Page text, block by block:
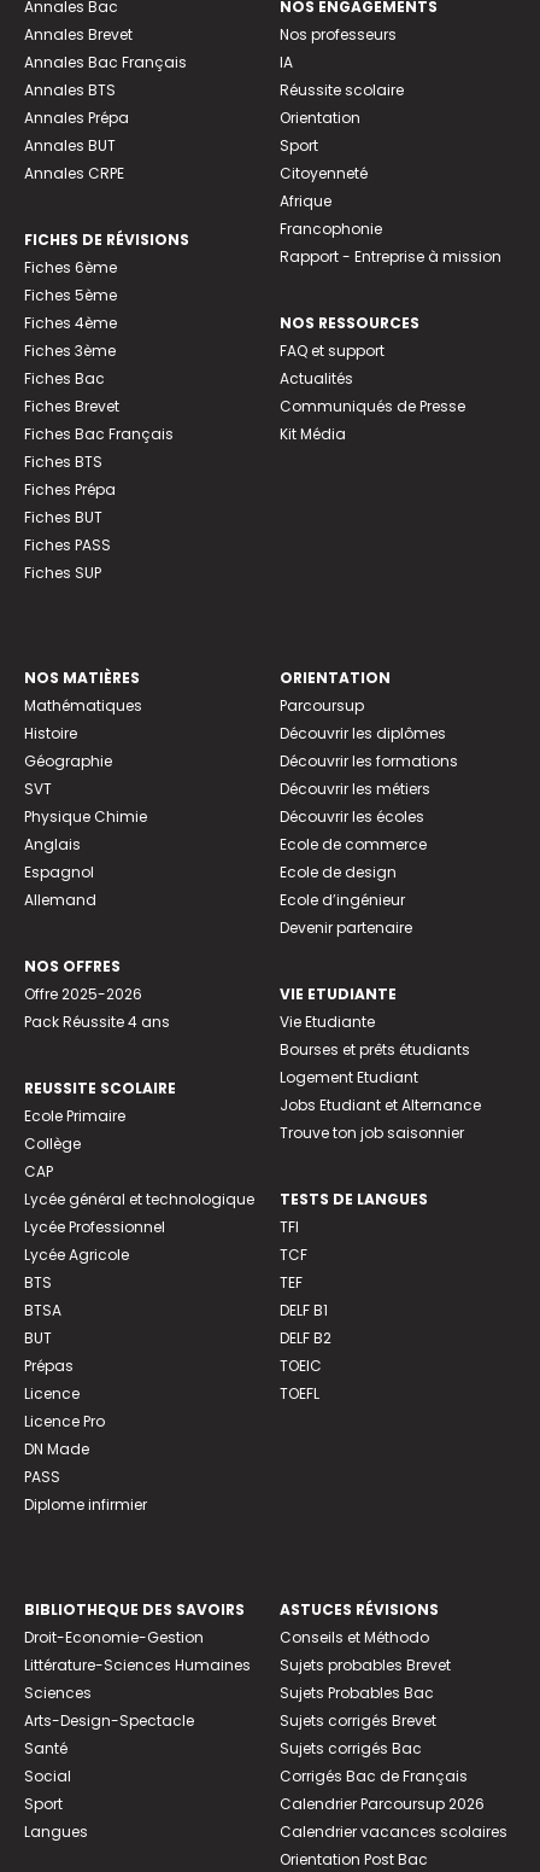
Annales Bac
Annales Brevet
Annales Bac Français
Annales BTS
Annales Prépa
Annales BUT
Annales CRPE
FICHES DE RÉVISIONS
Fiches 6ème
Fiches 5ème
Fiches 4ème
Fiches 3ème
Fiches Bac
Fiches Brevet
Fiches Bac Français
Fiches BTS
Fiches Prépa
Fiches BUT
Fiches PASS
Fiches SUP
NOS ENGAGEMENTS
Nos professeurs
IA
Réussite scolaire
Orientation
Sport
Citoyenneté
Afrique
Francophonie
Rapport - Entreprise à mission
NOS RESSOURCES
FAQ et support
Actualités
Communiqués de Presse
Kit Média
NOS MATIÈRES
Mathématiques
Histoire
Géographie
SVT
Physique Chimie
Anglais
Espagnol
Allemand
NOS OFFRES
Offre 2025-2026
Pack Réussite 4 ans
REUSSITE SCOLAIRE
Ecole Primaire
Collège
CAP
Lycée général et technologique
Lycée Professionnel
Lycée Agricole
BTS
BTSA
BUT
Prépas
Licence
Licence Pro
DN Made
PASS
Diplome infirmier
ORIENTATION
Parcoursup
Découvrir les diplômes
Découvrir les formations
Découvrir les métiers
Découvrir les écoles
Ecole de commerce
Ecole de design
Ecole d’ingénieur
Devenir partenaire
VIE ETUDIANTE
Vie Etudiante
Bourses et prêts étudiants
Logement Etudiant
Jobs Etudiant et Alternance
Trouve ton job saisonnier
TESTS DE LANGUES
TFI
TCF
TEF
DELF B1
DELF B2
TOEIC
TOEFL
BIBLIOTHEQUE DES SAVOIRS
Droit-Economie-Gestion
Littérature-Sciences Humaines
Sciences
Arts-Design-Spectacle
Santé
Social
Sport
Langues
ASTUCES RÉVISIONS
Conseils et Méthodo
Sujets probables Brevet
Sujets Probables Bac
Sujets corrigés Brevet
Sujets corrigés Bac
Corrigés Bac de Français
Calendrier Parcoursup 2026
Calendrier vacances scolaires
Orientation Post Bac